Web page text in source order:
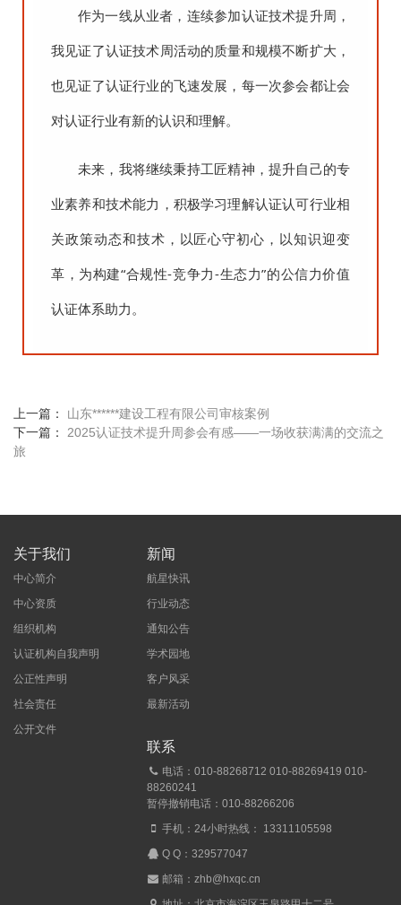
作为一线从业者，连续参加认证技术提升周，
我见证了认证技术周活动的质量和规模不断扩大，
也见证了认证行业的飞速发展，每一次参会都让会
对认证行业有新的认识和理解。
未来，我将继续秉持工匠精神，提升自己的专
业素养和技术能力，积极学习理解认证认可行业相
关政策动态和技术，以匠心守初心，以知识迎变
革，为构建“合规性-竞争力-生态力”的公信力价值
认证体系助力。
上一篇： 山东******建设工程有限公司审核案例
下一篇： 2025认证技术提升周参会有感——一场收获满满的交流之
旅
关于我们
中心简介
中心资质
组织机构
认证机构自我声明
公正性声明
社会责任
公开文件
新闻
航星快讯
行业动态
通知公告
学术园地
客户风采
最新活动
联系
电话：010-88268712 010-88269419 010-
88260241
暂停撤销电话：010-88266206
手机：24小时热线： 13311105598
Q Q：329577047
邮箱：zhb@hxqc.cn